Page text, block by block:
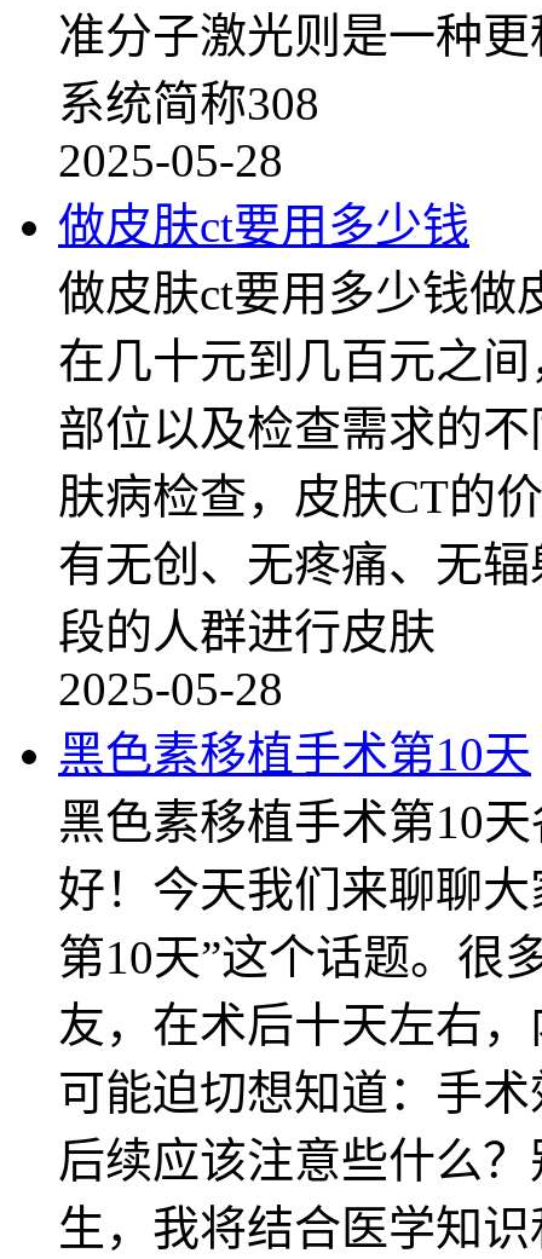
准分子激光则是一种
系统简称308
2025-05-28
做皮肤ct要用多少钱
做皮肤ct要用多少钱做
在几十元到几百元之
部位以及检查需求的
肤病检查，皮肤CT的
有无创、无疼痛、无
段的人群进行皮肤
2025-05-28
黑色素移植手术第10天
黑色素移植手术第10
好！今天我们来聊聊
第10天”这个话题。很
友，在术后十天左右
可能迫切想知道：手
后续应该注意些什么
生，我将结合医学知